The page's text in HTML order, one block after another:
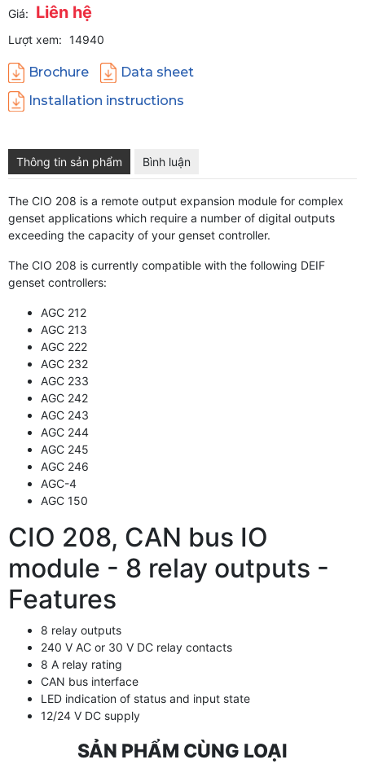
Giá: Liên hệ
Lượt xem: 14940
Brochure
Data sheet
Installation instructions
Thông tin sản phẩm Bình luận
The CIO 208 is a remote output expansion module for complex
genset applications which require a number of digital outputs
exceeding the capacity of your genset controller.
The CIO 208 is currently compatible with the following DEIF
genset controllers:
AGC 212
AGC 213
AGC 222
AGC 232
AGC 233
AGC 242
AGC 243
AGC 244
AGC 245
AGC 246
AGC-4
AGC 150
CIO 208, CAN bus IO
module - 8 relay outputs -
Features
8 relay outputs
240 V AC or 30 V DC relay contacts
8 A relay rating
CAN bus interface
LED indication of status and input state
12/24 V DC supply
SẢN PHẨM CÙNG LOẠI